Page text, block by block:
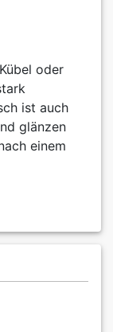
oder
ist auch
glänzen
einem